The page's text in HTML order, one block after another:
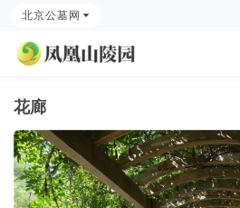
北京公墓网
花廊